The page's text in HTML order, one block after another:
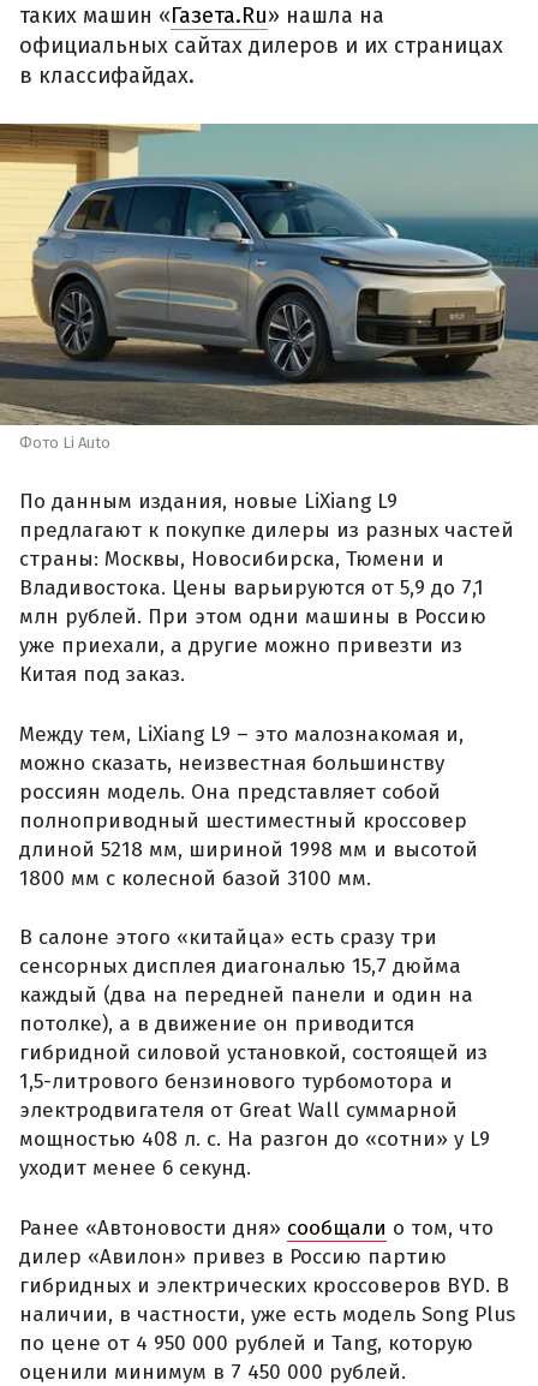
таких машин «Газета.Ru» нашла на
официальных сайтах дилеров и их страницах
в классифайдах.
Фото Li Auto
По данным издания, новые LiXiang L9
предлагают к покупке дилеры из разных частей
страны: Москвы, Новосибирска, Тюмени и
Владивостока. Цены варьируются от 5,9 до 7,1
млн рублей. При этом одни машины в Россию
уже приехали, а другие можно привезти из
Китая под заказ.
Между тем, LiXiang L9 – это малознакомая и,
можно сказать, неизвестная большинству
россиян модель. Она представляет собой
полноприводный шестиместный кроссовер
длиной 5218 мм, шириной 1998 мм и высотой
1800 мм с колесной базой 3100 мм.
В салоне этого «китайца» есть сразу три
сенсорных дисплея диагональю 15,7 дюйма
каждый (два на передней панели и один на
потолке), а в движение он приводится
гибридной силовой установкой, состоящей из
1,5-литрового бензинового турбомотора и
электродвигателя от Great Wall суммарной
мощностью 408 л. с. На разгон до «сотни» у L9
уходит менее 6 секунд.
Ранее «Автоновости дня» сообщали о том, что
дилер «Авилон» привез в Россию партию
гибридных и электрических кроссоверов BYD. В
наличии, в частности, уже есть модель Song Plus
по цене от 4 950 000 рублей и Tang, которую
оценили минимум в 7 450 000 рублей.